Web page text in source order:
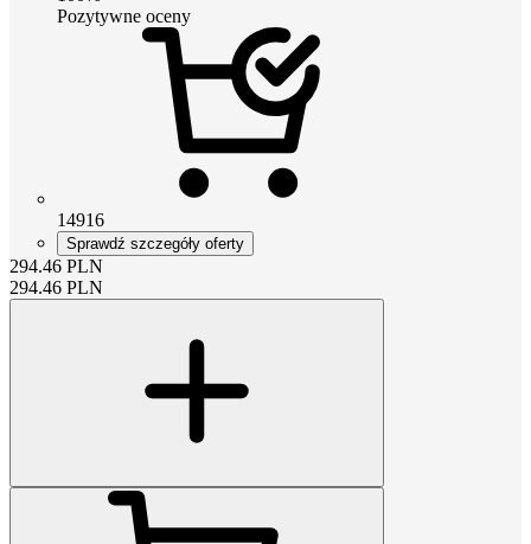
Pozytywne oceny
14916
Sprawdź szczegóły oferty
294.46 PLN
294.46 PLN